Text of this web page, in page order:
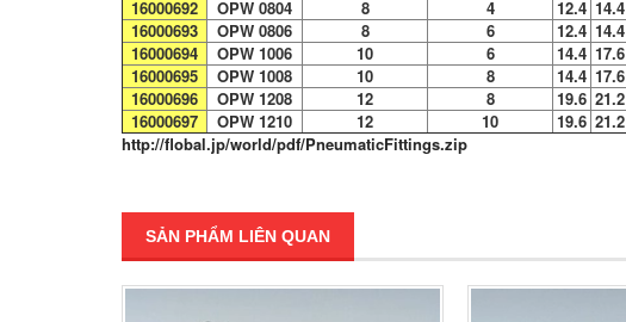
16000692
OPW 0804 8 4 12.4 14.4
16000693
OPW 0806 8 6 12.4 14.4
16000694
OPW 1006 10 6 14.4 17.6
16000695
OPW 1008 10 8 14.4 17.6
16000696
OPW 1208 12 8 19.6 21.2
16000697
OPW 1210 12 10 19.6 21.2
http://flobal.jp/world/pdf/PneumaticFittings.zip
SẢN PHẨM LIÊN QUAN